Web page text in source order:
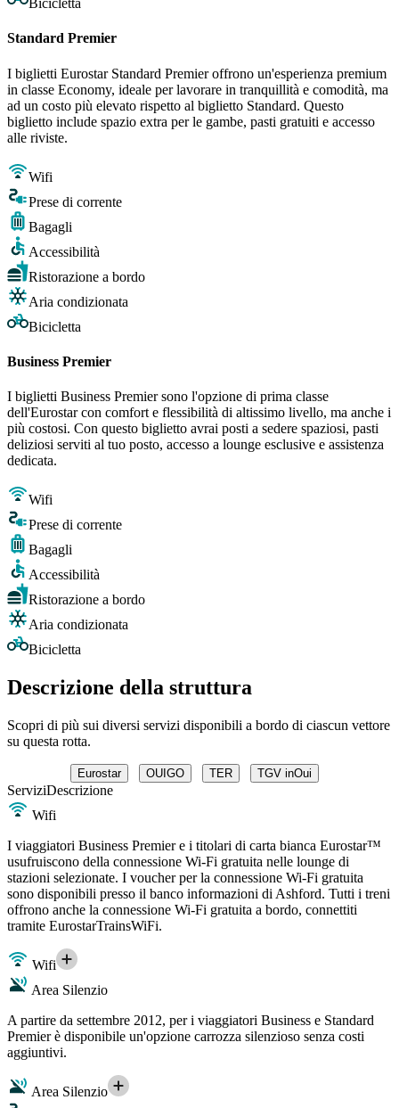
Bicicletta
Standard Premier
I biglietti Eurostar Standard Premier offrono un'esperienza premium
in classe Economy, ideale per lavorare in tranquillità e comodità, ma
ad un costo più elevato rispetto al biglietto Standard. Questo
biglietto include spazio extra per le gambe, pasti gratuiti e accesso
alle riviste.
Wifi
Prese di corrente
Bagagli
Accessibilità
Ristorazione a bordo
Aria condizionata
Bicicletta
Business Premier
I biglietti Business Premier sono l'opzione di prima classe
dell'Eurostar con comfort e flessibilità di altissimo livello, ma anche i
più costosi. Con questo biglietto avrai posti a sedere spaziosi, pasti
deliziosi serviti al tuo posto, accesso a lounge esclusive e assistenza
dedicata.
Wifi
Prese di corrente
Bagagli
Accessibilità
Ristorazione a bordo
Aria condizionata
Bicicletta
Descrizione della struttura
Scopri di più sui diversi servizi disponibili a bordo di ciascun vettore
su questa rotta.
Eurostar OUIGO TER TGV inOui
ServiziDescrizione
Wifi
I viaggiatori Business Premier e i titolari di carta bianca Eurostar™
usufruiscono della connessione Wi-Fi gratuita nelle lounge di
stazioni selezionate. I voucher per la connessione Wi-Fi gratuita
sono disponibili presso il banco informazioni di Ashford. Tutti i treni
offrono anche la connessione Wi-Fi gratuita a bordo, connettiti
tramite EurostarTrainsWiFi.
Wifi
Area Silenzio
A partire da settembre 2012, per i viaggiatori Business e Standard
Premier è disponibile un'opzione carrozza silenzioso senza costi
aggiuntivi.
Area Silenzio